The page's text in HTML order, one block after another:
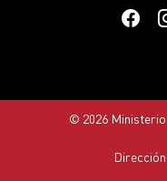
© 2026